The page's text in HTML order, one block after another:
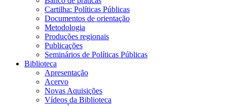
Cartilha: Políticas Públicas
Documentos de orientação
Metodologia
Produções regionais
Publicações
Seminários de Políticas Públicas
Biblioteca
Apresentação
Acervo
Novas Aquisições
Vídeos da Biblioteca